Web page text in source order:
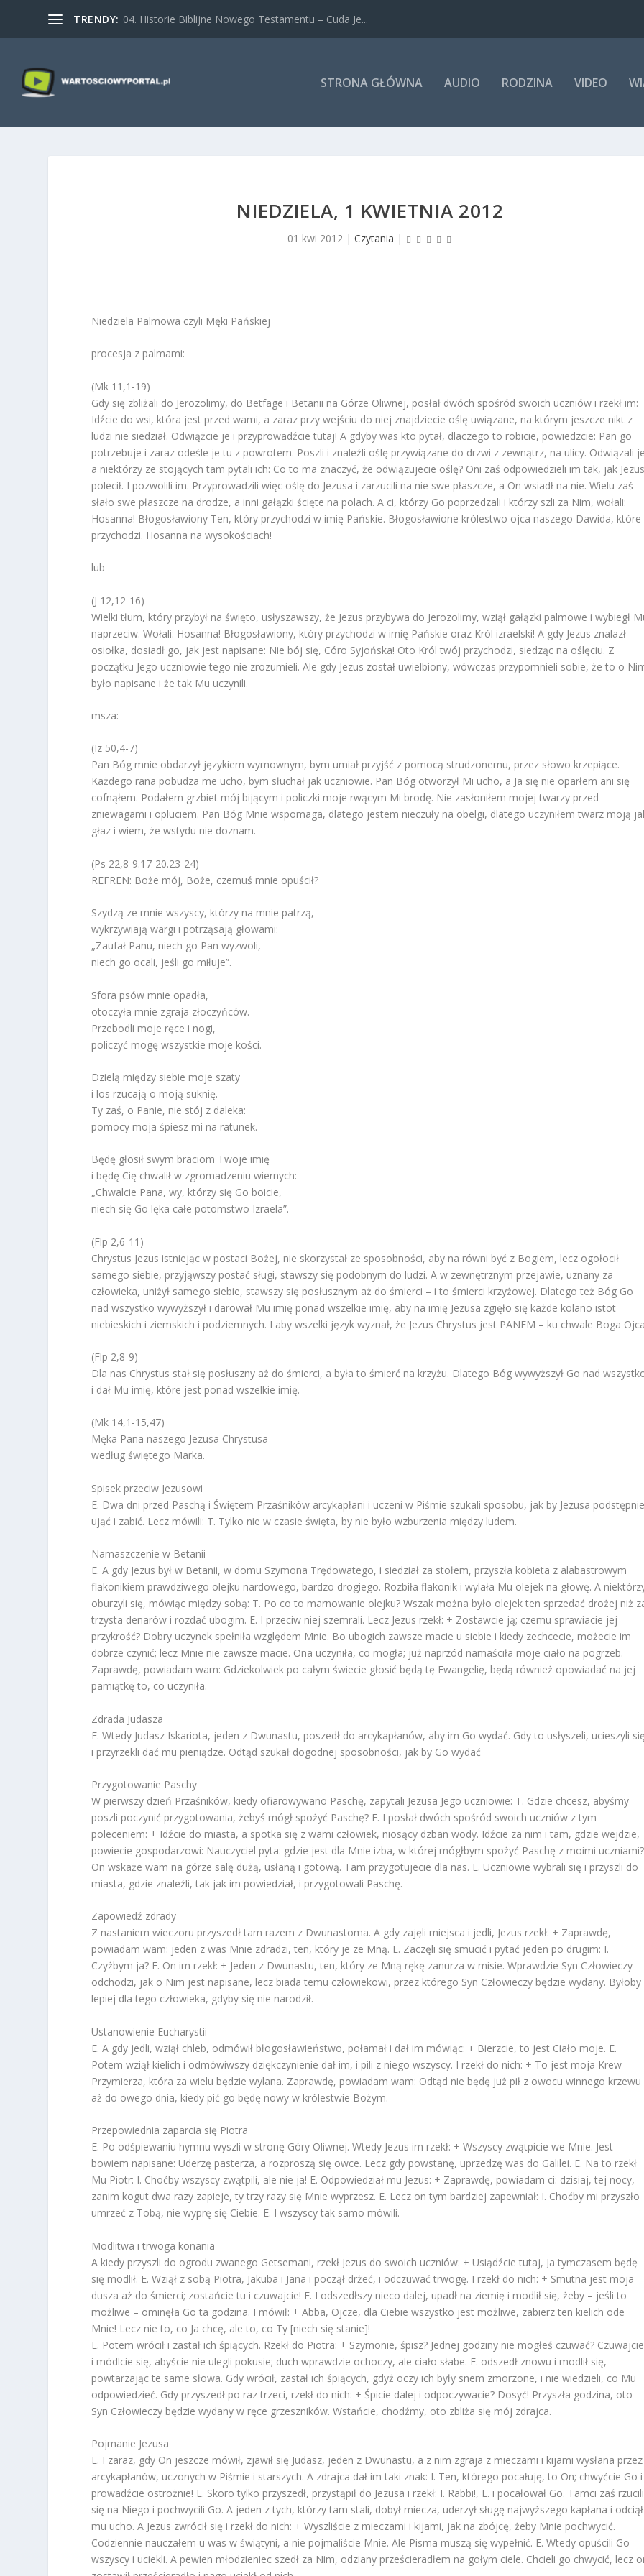
TRENDY: 04. Historie Biblijne Nowego Testamentu – Cuda Je...
STRONA GŁÓWNA AUDIO RODZINA VIDEO
NIEDZIELA, 1 KWIETNIA 2012
01 kwi 2012| Czytania |
Niedziela Palmowa czyli Męki Pańskiej
procesja z palmami:
(Mk 11,1-19)
Gdy się zbliżali do Jerozolimy, do Betfage i Betanii na Górze Oliwnej, posłał dwóch spośród swoich uczniów i rzekł im:
Idźcie do wsi, która jest przed wami, a zaraz przy wejściu do niej znajdziecie oślę uwiązane, na którym jeszcze nikt z
ludzi nie siedział. Odwiążcie je i przyprowadźcie tutaj! A gdyby was kto pytał, dlaczego to robicie, powiedzcie: Pan go
potrzebuje i zaraz odeśle je tu z powrotem. Poszli i znaleźli oślę przywiązane do drzwi z zewnątrz, na ulicy. Odwiązali
a niektórzy ze stojących tam pytali ich: Co to ma znaczyć, że odwiązujecie oślę? Oni zaś odpowiedzieli im tak, jak
polecił. I pozwolili im. Przyprowadzili więc oślę do Jezusa i zarzucili na nie swe płaszcze, a On wsiadł na nie. Wielu zaś
słało swe płaszcze na drodze, a inni gałązki ścięte na polach. A ci, którzy Go poprzedzali i którzy szli za Nim, wołali:
Hosanna! Błogosławiony Ten, który przychodzi w imię Pańskie. Błogosławione królestwo ojca naszego Dawida, które
przychodzi. Hosanna na wysokościach!
lub
(J 12,12-16)
Wielki tłum, który przybył na święto, usłyszawszy, że Jezus przybywa do Jerozolimy, wziął gałązki palmowe i wybiegł
naprzeciw. Wołali: Hosanna! Błogosławiony, który przychodzi w imię Pańskie oraz Król izraelski! A gdy Jezus znalazł
osiołka, dosiadł go, jak jest napisane: Nie bój się, Córo Syjońska! Oto Król twój przychodzi, siedząc na oślęciu. Z
początku Jego uczniowie tego nie zrozumieli. Ale gdy Jezus został uwielbiony, wówczas przypomnieli sobie, że to o
było napisane i że tak Mu uczynili.
msza:
(Iz 50,4-7)
Pan Bóg mnie obdarzył językiem wymownym, bym umiał przyjść z pomocą strudzonemu, przez słowo krzepiące.
Każdego rana pobudza me ucho, bym słuchał jak uczniowie. Pan Bóg otworzył Mi ucho, a Ja się nie oparłem ani się
cofnąłem. Podałem grzbiet mój bijącym i policzki moje rwącym Mi brodę. Nie zasłoniłem mojej twarzy przed
zniewagami i opluciem. Pan Bóg Mnie wspomaga, dlatego jestem nieczuły na obelgi, dlatego uczyniłem twarz moją
głaz i wiem, że wstydu nie doznam.
(Ps 22,8-9.17-20.23-24)
REFREN: Boże mój, Boże, czemuś mnie opuścił?
Szydzą ze mnie wszyscy, którzy na mnie patrzą,
wykrzywiają wargi i potrząsają głowami:
„Zaufał Panu, niech go Pan wyzwoli,
niech go ocali, jeśli go miłuje”.
Sfora psów mnie opadła,
otoczyła mnie zgraja złoczyńców.
Przebodli moje ręce i nogi,
policzyć mogę wszystkie moje kości.
Dzielą między siebie moje szaty
i los rzucają o moją suknię.
Ty zaś, o Panie, nie stój z daleka:
pomocy moja śpiesz mi na ratunek.
Będę głosił swym braciom Twoje imię
i będę Cię chwalił w zgromadzeniu wiernych:
„Chwalcie Pana, wy, którzy się Go boicie,
niech się Go lęka całe potomstwo Izraela”.
(Flp 2,6-11)
Chrystus Jezus istniejąc w postaci Bożej, nie skorzystał ze sposobności, aby na równi być z Bogiem, lecz ogołocił
samego siebie, przyjąwszy postać sługi, stawszy się podobnym do ludzi. A w zewnętrznym przejawie, uznany za
człowieka, uniżył samego siebie, stawszy się posłusznym aż do śmierci – i to śmierci krzyżowej. Dlatego też Bóg Go
nad wszystko wywyższył i darował Mu imię ponad wszelkie imię, aby na imię Jezusa zgięło się każde kolano istot
niebieskich i ziemskich i podziemnych. I aby wszelki język wyznał, że Jezus Chrystus jest PANEM – ku chwale Boga
(Flp 2,8-9)
Dla nas Chrystus stał się posłuszny aż do śmierci, a była to śmierć na krzyżu. Dlatego Bóg wywyższył Go nad
i dał Mu imię, które jest ponad wszelkie imię.
(Mk 14,1-15,47)
Męka Pana naszego Jezusa Chrystusa
według świętego Marka.
Spisek przeciw Jezusowi
E. Dwa dni przed Paschą i Świętem Przaśników arcykapłani i uczeni w Piśmie szukali sposobu, jak by Jezusa
ująć i zabić. Lecz mówili: T. Tylko nie w czasie święta, by nie było wzburzenia między ludem.
Namaszczenie w Betanii
E. A gdy Jezus był w Betanii, w domu Szymona Trędowatego, i siedział za stołem, przyszła kobieta z alabastrowym
flakonikiem prawdziwego olejku nardowego, bardzo drogiego. Rozbiła flakonik i wylała Mu olejek na głowę. A
oburzyli się, mówiąc między sobą: T. Po co to marnowanie olejku? Wszak można było olejek ten sprzedać drożej niż
trzysta denarów i rozdać ubogim. E. I przeciw niej szemrali. Lecz Jezus rzekł: + Zostawcie ją; czemu sprawiacie jej
przykrość? Dobry uczynek spełniła względem Mnie. Bo ubogich zawsze macie u siebie i kiedy zechcecie, możecie im
dobrze czynić; lecz Mnie nie zawsze macie. Ona uczyniła, co mogła; już naprzód namaściła moje ciało na pogrzeb.
Zaprawdę, powiadam wam: Gdziekolwiek po całym świecie głosić będą tę Ewangelię, będą również opowiadać na jej
pamiątkę to, co uczyniła.
Zdrada Judasza
E. Wtedy Judasz Iskariota, jeden z Dwunastu, poszedł do arcykapłanów, aby im Go wydać. Gdy to usłyszeli, ucieszyli
i przyrzekli dać mu pieniądze. Odtąd szukał dogodnej sposobności, jak by Go wydać
Przygotowanie Paschy
W pierwszy dzień Przaśników, kiedy ofiarowywano Paschę, zapytali Jezusa Jego uczniowie: T. Gdzie chcesz, abyśmy
poszli poczynić przygotowania, żebyś mógł spożyć Paschę? E. I posłał dwóch spośród swoich uczniów z tym
poleceniem: + Idźcie do miasta, a spotka się z wami człowiek, niosący dzban wody. Idźcie za nim i tam, gdzie wejdzie,
powiecie gospodarzowi: Nauczyciel pyta: gdzie jest dla Mnie izba, w której mógłbym spożyć Paschę z moimi uczniami?
On wskaże wam na górze salę dużą, usłaną i gotową. Tam przygotujecie dla nas. E. Uczniowie wybrali się i przyszli do
miasta, gdzie znaleźli, tak jak im powiedział, i przygotowali Paschę.
Zapowiedź zdrady
Z nastaniem wieczoru przyszedł tam razem z Dwunastoma. A gdy zajęli miejsca i jedli, Jezus rzekł: + Zaprawdę,
powiadam wam: jeden z was Mnie zdradzi, ten, który je ze Mną. E. Zaczęli się smucić i pytać jeden po drugim: I.
Czyżbym ja? E. On im rzekł: + Jeden z Dwunastu, ten, który ze Mną rękę zanurza w misie. Wprawdzie Syn Człowieczy
odchodzi, jak o Nim jest napisane, lecz biada temu człowiekowi, przez którego Syn Człowieczy będzie wydany. Byłoby
lepiej dla tego człowieka, gdyby się nie narodził.
Ustanowienie Eucharystii
E. A gdy jedli, wziął chleb, odmówił błogosławieństwo, połamał i dał im mówiąc: + Bierzcie, to jest Ciało moje. E.
Potem wziął kielich i odmówiwszy dziękczynienie dał im, i pili z niego wszyscy. I rzekł do nich: + To jest moja Krew
Przymierza, która za wielu będzie wylana. Zaprawdę, powiadam wam: Odtąd nie będę już pił z owocu winnego krzewu
aż do owego dnia, kiedy pić go będę nowy w królestwie Bożym.
Przepowiednia zaparcia się Piotra
E. Po odśpiewaniu hymnu wyszli w stronę Góry Oliwnej. Wtedy Jezus im rzekł: + Wszyscy zwątpicie we Mnie. Jest
bowiem napisane: Uderzę pasterza, a rozproszą się owce. Lecz gdy powstanę, uprzedzę was do Galilei. E. Na to rzekł
Mu Piotr: I. Choćby wszyscy zwątpili, ale nie ja! E. Odpowiedział mu Jezus: + Zaprawdę, powiadam ci: dzisiaj, tej nocy,
zanim kogut dwa razy zapieje, ty trzy razy się Mnie wyprzesz. E. Lecz on tym bardziej zapewniał: I. Choćby mi przyszło
umrzeć z Tobą, nie wyprę się Ciebie. E. I wszyscy tak samo mówili.
Modlitwa i trwoga konania
A kiedy przyszli do ogrodu zwanego Getsemani, rzekł Jezus do swoich uczniów: + Usiądźcie tutaj, Ja tymczasem będę
się modlił. E. Wziął z sobą Piotra, Jakuba i Jana i począł drżeć, i odczuwać trwogę. I rzekł do nich: + Smutna jest moja
dusza aż do śmierci; zostańcie tu i czuwajcie! E. I odszedłszy nieco dalej, upadł na ziemię i modlił się, żeby – jeśli to
możliwe – ominęła Go ta godzina. I mówił: + Abba, Ojcze, dla Ciebie wszystko jest możliwe, zabierz ten kielich ode
Mnie! Lecz nie to, co Ja chcę, ale to, co Ty [niech się stanie]!
E. Potem wrócił i zastał ich śpiących. Rzekł do Piotra: + Szymonie, śpisz? Jednej godziny nie mogłeś czuwać? Czuwajcie
i módlcie się, abyście nie ulegli pokusie; duch wprawdzie ochoczy, ale ciało słabe. E. odszedł znowu i modlił się,
powtarzając te same słowa. Gdy wrócił, zastał ich śpiących, gdyż oczy ich były snem zmorzone, i nie wiedzieli, co Mu
odpowiedzieć. Gdy przyszedł po raz trzeci, rzekł do nich: + Śpicie dalej i odpoczywacie? Dosyć! Przyszła godzina, oto
Syn Człowieczy będzie wydany w ręce grzeszników. Wstańcie, chodźmy, oto zbliża się mój zdrajca.
Pojmanie Jezusa
E. I zaraz, gdy On jeszcze mówił, zjawił się Judasz, jeden z Dwunastu, a z nim zgraja z mieczami i kijami wysłana przez
arcykapłanów, uczonych w Piśmie i starszych. A zdrajca dał im taki znak: I. Ten, którego pocałuję, to On; chwyćcie Go i
prowadźcie ostrożnie! E. Skoro tylko przyszedł, przystąpił do Jezusa i rzekł: I. Rabbi!, E. i pocałował Go. Tamci zaś rzucili
się na Niego i pochwycili Go. A jeden z tych, którzy tam stali, dobył miecza, uderzył sługę najwyższego kapłana i odciął
mu ucho. A Jezus zwrócił się i rzekł do nich: + Wyszliście z mieczami i kijami, jak na zbójcę, żeby Mnie pochwycić.
Codziennie nauczałem u was w świątyni, a nie pojmaliście Mnie. Ale Pisma muszą się wypełnić. E. Wtedy opuścili Go
wszyscy i uciekli. A pewien młodzieniec szedł za Nim, odziany prześcieradłem na gołym ciele. Chcieli go chwycić, lecz